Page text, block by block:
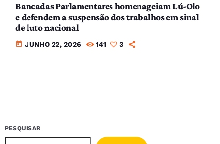
Bancadas Parlamentares homenageiam Lú-Olo
e defendem a suspensão dos trabalhos em sinal
de luto nacional
today JUNHO 22, 2026 141 3
PESQUISAR